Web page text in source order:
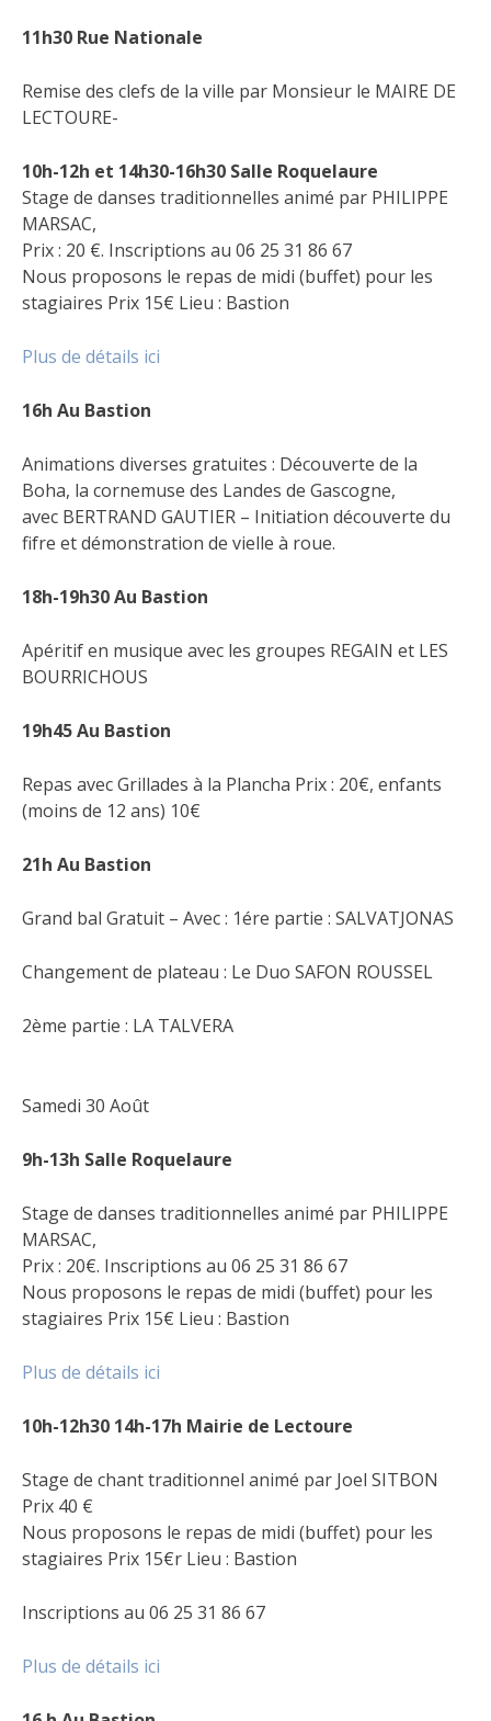
11h30 Rue Nationale
Remise des clefs de la ville par Monsieur le MAIRE DE
LECTOURE-
10h-12h et 14h30-16h30 Salle Roquelaure
Stage de danses traditionnelles animé par PHILIPPE
MARSAC,
Prix : 20 €. Inscriptions au 06 25 31 86 67
Nous proposons le repas de midi (buffet) pour les
stagiaires Prix 15€ Lieu : Bastion
Plus de détails ici
16h Au Bastion
Animations diverses gratuites : Découverte de la
Boha, la cornemuse des Landes de Gascogne,
avec BERTRAND GAUTIER – Initiation découverte du
fifre et démonstration de vielle à roue.
18h-19h30 Au Bastion
Apéritif en musique avec les groupes REGAIN et LES
BOURRICHOUS
19h45 Au Bastion
Repas avec Grillades à la Plancha Prix : 20€, enfants
(moins de 12 ans) 10€
21h Au Bastion
Grand bal Gratuit – Avec : 1ére partie : SALVATJONAS
Changement de plateau : Le Duo SAFON ROUSSEL
2ème partie : LA TALVERA
Samedi 30 Août
9h-13h Salle Roquelaure
Stage de danses traditionnelles animé par PHILIPPE
MARSAC,
Prix : 20€. Inscriptions au 06 25 31 86 67
Nous proposons le repas de midi (buffet) pour les
stagiaires Prix 15€ Lieu : Bastion
Plus de détails ici
10h-12h30 14h-17h Mairie de Lectoure
Stage de chant traditionnel animé par Joel SITBON
Prix 40 €
Nous proposons le repas de midi (buffet) pour les
stagiaires Prix 15€r Lieu : Bastion
Inscriptions au 06 25 31 86 67
Plus de détails ici